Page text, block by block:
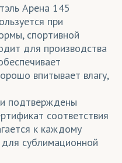
Арена 145
при
спортивной
для производства
впитывает влагу,
подтверждены
соответствия
к каждому
сублимационной